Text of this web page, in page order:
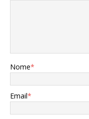
Nome*
Email*